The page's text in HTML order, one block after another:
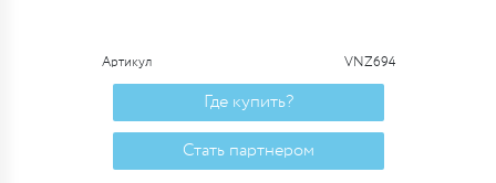
Артикул VNZ694
Где купить?
Стать партнером